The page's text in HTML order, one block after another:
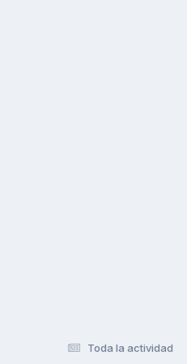
Toda la actividad